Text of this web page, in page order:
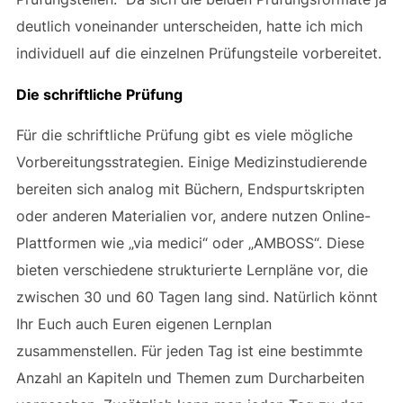
deutlich voneinander unterscheiden, hatte ich mich
individuell auf die einzelnen Prüfungsteile vorbereitet.
Die schriftliche Prüfung
Für die schriftliche Prüfung gibt es viele mögliche
Vorbereitungsstrategien. Einige Medizinstudierende
bereiten sich analog mit Büchern, Endspurtskripten
oder anderen Materialien vor, andere nutzen Online-
Plattformen wie „via medici“ oder „AMBOSS“. Diese
bieten verschiedene strukturierte Lernpläne vor, die
zwischen 30 und 60 Tagen lang sind. Natürlich könnt
Ihr Euch auch Euren eigenen Lernplan
zusammenstellen. Für jeden Tag ist eine bestimmte
Anzahl an Kapiteln und Themen zum Durcharbeiten